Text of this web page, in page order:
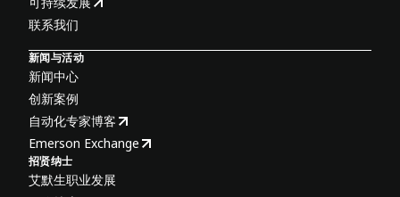
联系我们
新闻与活动
新闻中心
创新案例
自动化专家博客
Emerson Exchange
招贤纳士
艾默生职业发展